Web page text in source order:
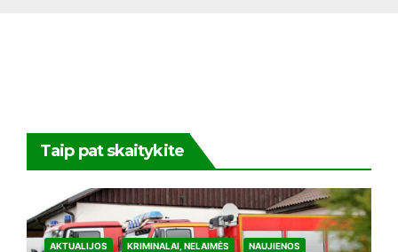
Taip pat skaitykite
AKTUALIJOS KRIMINALAI, NELAIMĖS
NAUJIENOS